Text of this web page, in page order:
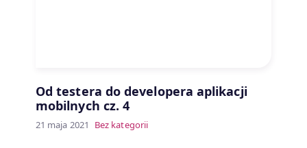
Od testera do developera aplikacji
mobilnych cz. 4
21 maja 2021 Bez kategorii